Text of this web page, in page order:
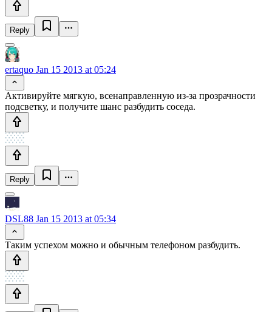
Reply
ertaquo Jan 15 2013 at 05:24
Активируйте мягкую, всенаправленную из-за прозрачности
подсветку, и получите шанс разбудить соседа.
Reply
DSL88 Jan 15 2013 at 05:34
Таким успехом можно и обычным телефоном разбудить.